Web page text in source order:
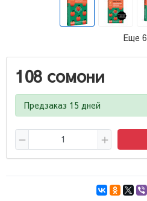
Еще 6
108 сомони
Предзаказ 15 дней